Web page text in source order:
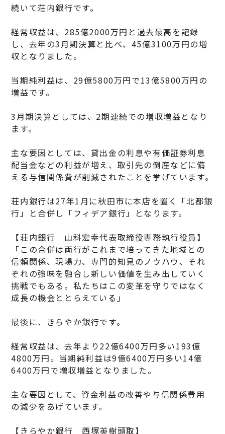
続いて荘内銀行です。
経常収益は、285億2000万円と過去最高を記録
し、去年の3月期決算と比べ、45億3100万円の増
収となりました。
当期純利益は、29億5800万円で13億5800万円の
増益です。
3月期決算としては、2期連続での増収増益となり
ます。
主な要因としては、貸出金の利息や有価証券利息
配当金などの利益が増え、取引先の倒産などに備
える与信関係費が削減されたことを挙げています。
荘内銀行は27年1月に秋田市に本店を置く「北都銀
行」と合併し「フィデア銀行」となります。
【荘内銀行 山科宏幸代表取締役専務執行役員】
「この合併は両行がこれまで培ってきた地域との
信頼関係、現場力、専門的知見のノウハウ、それ
ぞれの強味を融合し新しい価値を生み出していく
挑戦でもある。私たちはこの変革を守りではなく
成長の機会ととらえている」
最後に、きらやか銀行です。
経常収益は、去年より22億6400万円多い193億
4800万円。当期純利益は9億6400万円多い14億
6400万円で増収増益となりました。
主な要因として、資金利益の改善や与信関係費用
の減少をあげています。
【きらやか銀行 西塚英樹頭取】